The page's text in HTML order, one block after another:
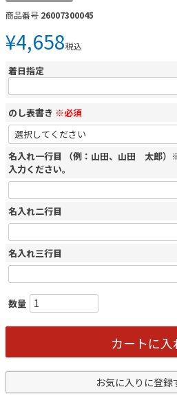
商品番号 26007300045
¥4,658税込
着日指定
のし表書き ※必須
名入れ一行目 （例：山田、山田 太郎）
入力ください。
名入れ二行目
名入れ三行目
カートに入
お気に入りに登録